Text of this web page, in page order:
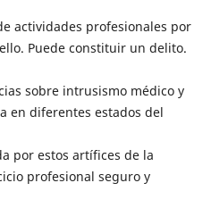
actividades profesionales por
Puede constituir un delito.
sobre intrusismo médico y
en diferentes estados del
por estos artífices de la
profesional seguro y